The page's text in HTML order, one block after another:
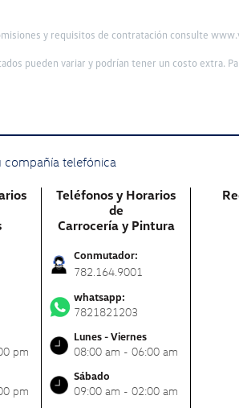
y requisitos de contratación consulte
pueden variar y podrían tener un costo extra.
compañía telefónica
pm
pm
Teléfonos y Horarios
de
Carrocería y Pintura
Conmutador:
782.164.9001
whatsapp:
7821821203
Lunes - Viernes
08:00 am - 06:00 am
Sábado
09:00 am - 02:00 am